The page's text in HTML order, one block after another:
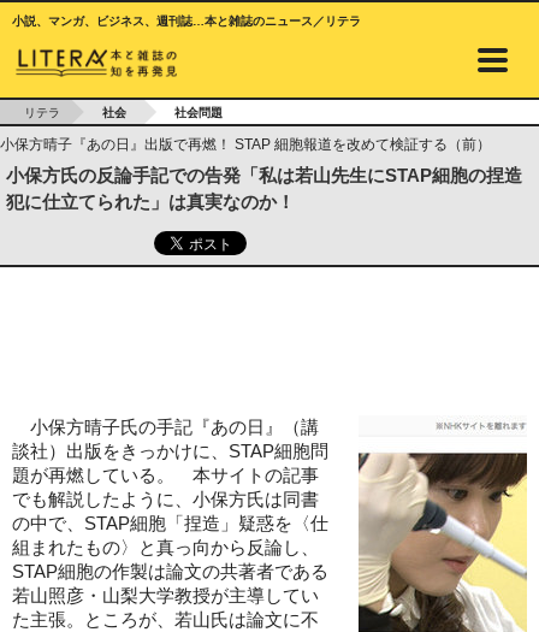
小説、マンガ、ビジネス、週刊誌…本と雑誌のニュース／リテラ
リテラ 社会 社会問題
小保方晴子『あの日』出版で再燃！ STAP 細胞報道を改めて検証する（前）
小保方氏の反論手記での告発「私は若山先生にSTAP細胞の捏造
犯に仕立てられた」は真実なのか！
小保方晴子氏の手記『あの日』（講
談社）出版をきっかけに、STAP細胞問
題が再燃している。 本サイトの記事
でも解説したように、小保方氏は同書
の中で、STAP細胞「捏造」疑惑を〈仕
組まれたもの〉と真っ向から反論し、
STAP細胞の作製は論文の共著者である
若山照彦・山梨大学教授が主導してい
た主張。ところが、若山氏は論文に不